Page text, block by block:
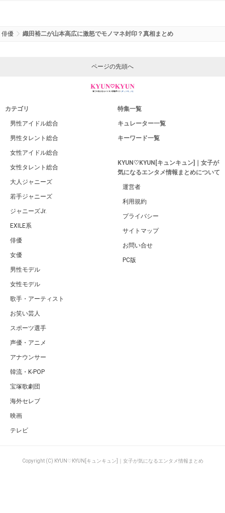
俳優 織田裕二が山本高広に激怒でモノマネ封印？真相まとめ
ページの先頭へ
カテゴリ
男性アイドル総合
男性タレント総合
女性アイドル総合
女性タレント総合
大人ジャニーズ
若手ジャニーズ
ジャニーズJr.
EXILE系
俳優
女優
男性モデル
女性モデル
歌手・アーティスト
お笑い芸人
スポーツ選手
声優・アニメ
アナウンサー
韓流・K-POP
宝塚歌劇団
海外セレブ
映画
テレビ
特集一覧
キュレーター一覧
キーワード一覧
KYUN♡KYUN[キュンキュン]｜女子が
気になるエンタメ情報まとめについて
運営者
利用規約
プライバシー
サイトマップ
お問い合せ
PC版
Copyright (C) KYUN♡KYUN[キュンキュン]｜女子が気になるエンタメ情報まとめ